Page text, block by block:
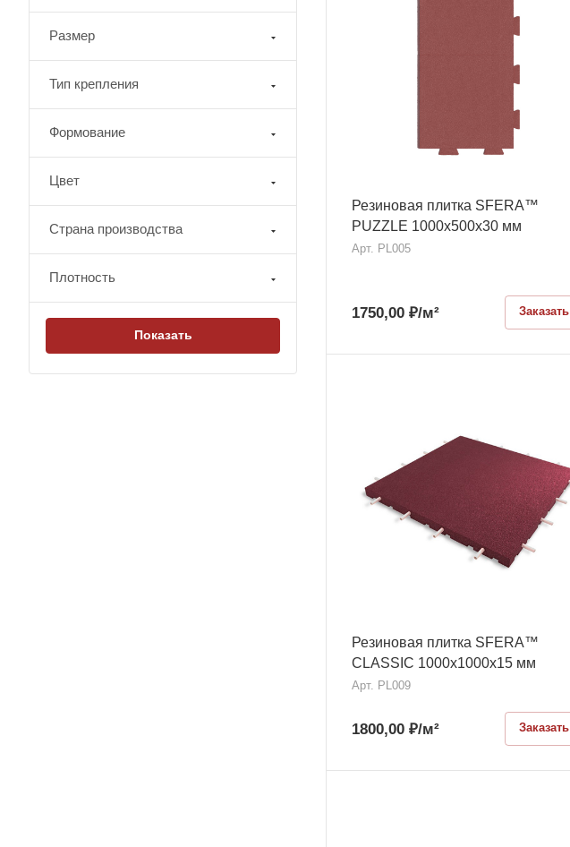
Резиновая плитка SFERA™
PUZZLE 1000х500x30 мм
Арт. PL005
1750,00 ₽/м² Заказать
Резиновая плитка SFERA™
CLASSIC 1000х1000x15 мм
Арт. PL009
1800,00 ₽/м² Заказать
Размер
Тип крепления
Формование
Цвет
Страна производства
Плотность